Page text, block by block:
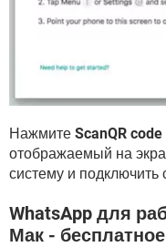
Нажмите ScanQR code
отображаемый на
систему и подключить
WhatsApp для
Мак -